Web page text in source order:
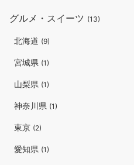
グルメ・スイーツ (13)
北海道 (9)
宮城県 (1)
山梨県 (1)
神奈川県 (1)
東京 (2)
愛知県 (1)